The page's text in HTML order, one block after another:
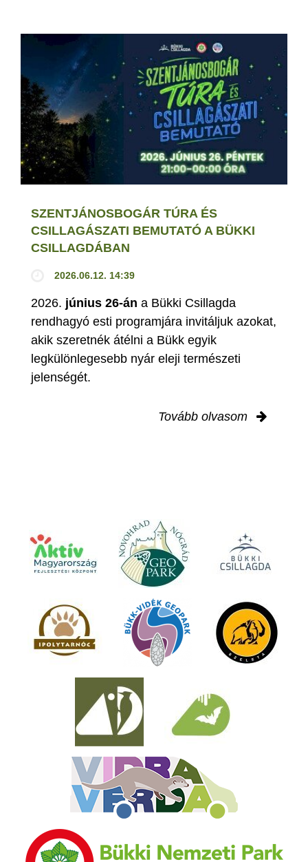
SZENTJÁNOSBOGÁR TÚRA ÉS
CSILLAGÁSZATI BEMUTATÓ A BÜKKI
CSILLAGDÁBAN
2026.06.12. 14:39
2026. június 26-án a Bükki Csillagda
rendhagyó esti programjára invitáljuk azokat,
akik szeretnék átélni a Bükk egyik
legkülönlegesebb nyár eleji természeti
jelenségét.
Tovább olvasom